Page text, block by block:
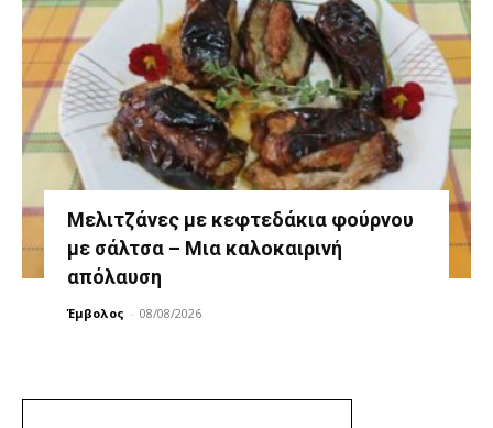
Μελιτζάνες με κεφτεδάκια φούρνου
με σάλτσα – Μια καλοκαιρινή
απόλαυση
Έμβολος - 08/08/2026